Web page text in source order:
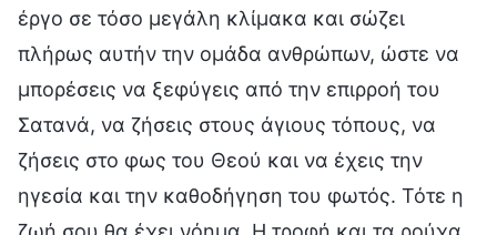
έργο σε τόσο μεγάλη κλίμακα και σώζει
πλήρως αυτήν την ομάδα ανθρώπων, ώστε να
μπορέσεις να ξεφύγεις από την επιρροή του
Σατανά, να ζήσεις στους άγιους τόπους, να
ζήσεις στο φως του Θεού και να έχεις την
ηγεσία και την καθοδήγηση του φωτός. Τότε η